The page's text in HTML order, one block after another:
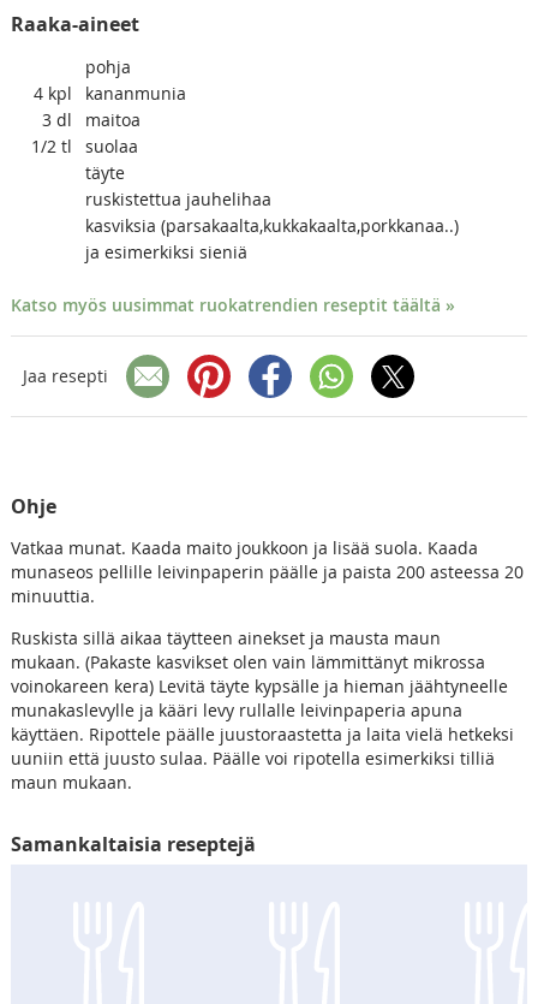
Raaka-aineet
pohja
4 kpl
kananmunia
3 dl
maitoa
1/2 tl
suolaa
täyte
ruskistettua jauhelihaa
kasviksia (parsakaalta,kukkakaalta,porkkanaa..)
ja esimerkiksi sieniä
Katso myös uusimmat ruokatrendien reseptit täältä »
Jaa resepti
Ohje
Vatkaa munat. Kaada maito joukkoon ja lisää suola. Kaada
munaseos pellille leivinpaperin päälle ja paista 200 asteessa 20
minuuttia.
Ruskista sillä aikaa täytteen ainekset ja mausta maun
mukaan. (Pakaste kasvikset olen vain lämmittänyt mikrossa
voinokareen kera) Levitä täyte kypsälle ja hieman jäähtyneelle
munakaslevylle ja kääri levy rullalle leivinpaperia apuna
käyttäen. Ripottele päälle juustoraastetta ja laita vielä hetkeksi
uuniin että juusto sulaa. Päälle voi ripotella esimerkiksi tilliä
maun mukaan.
Samankaltaisia reseptejä